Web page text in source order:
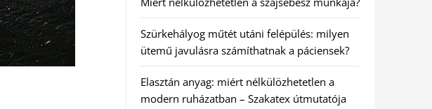
Szürkehályog műtét utáni felépülés: milyen
ütemű javulásra számíthatnak a páciensek?
Elasztán anyag: miért nélkülözhetetlen a
modern ruházatban – Szakatex útmutatója